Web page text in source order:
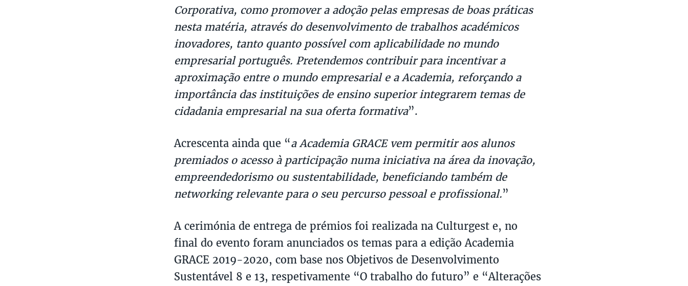
Corporativa, como promover a adoção pelas empresas de boas práticas
nesta matéria, através do desenvolvimento de trabalhos académicos
inovadores, tanto quanto possível com aplicabilidade no mundo
empresarial português. Pretendemos contribuir para incentivar a
aproximação entre o mundo empresarial e a Academia, reforçando a
importância das instituições de ensino superior integrarem temas de
cidadania empresarial na sua oferta formativa”.
Acrescenta ainda que “a Academia GRACE vem permitir aos alunos
premiados o acesso à participação numa iniciativa na área da inovação,
empreendedorismo ou sustentabilidade, beneficiando também de
networking relevante para o seu percurso pessoal e profissional.”
A cerimónia de entrega de prémios foi realizada na Culturgest e, no
final do evento foram anunciados os temas para a edição Academia
GRACE 2019-2020, com base nos Objetivos de Desenvolvimento
Sustentável 8 e 13, respetivamente “O trabalho do futuro” e “Alterações